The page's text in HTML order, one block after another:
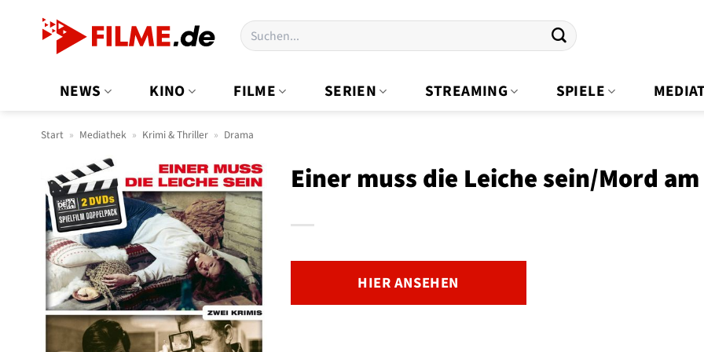
Suchen
nach:
NEWS KINO FILME SERIEN STREAMING SPIELE
Start » Mediathek » Krimi & Thriller » Drama
Einer muss die Leiche sein/Mord
HIER ANSEHEN